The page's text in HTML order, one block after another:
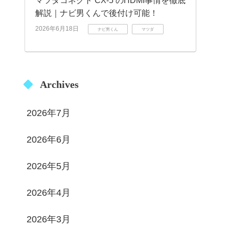
解説｜ナビ男くんで後付け可能！
2026年6月18日 ナビ男くん マツダ
Archives
2026年7月
2026年6月
2026年5月
2026年4月
2026年3月